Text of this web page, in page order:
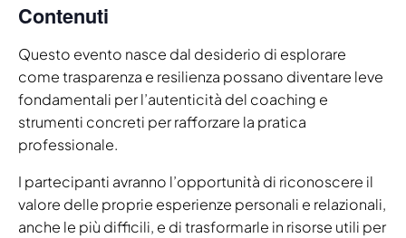
Contenuti
Questo evento nasce dal desiderio di esplorare
come trasparenza e resilienza possano diventare leve
fondamentali per l’autenticità del coaching e
strumenti concreti per rafforzare la pratica
professionale.
I partecipanti avranno l’opportunità di riconoscere il
valore delle proprie esperienze personali e relazionali,
anche le più difficili, e di trasformarle in risorse utili per